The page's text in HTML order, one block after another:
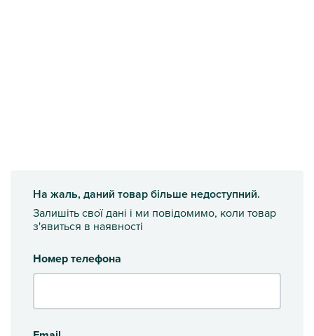
На жаль, даний товар більше недоступний.
Залишіть свої дані і ми повідомимо, коли товар
з'явиться в наявності
Номер телефона